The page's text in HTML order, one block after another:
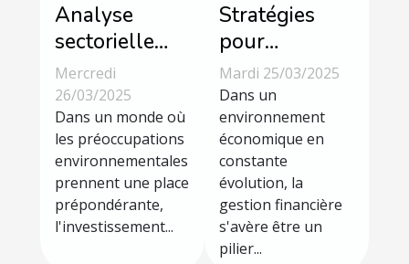
Analyse
sectorielle
émergente
investir dans
la
technologie
verte en 2023
Mercredi
26/03/2025
Dans un monde où
les préoccupations
environnementales
prennent une place
prépondérante,
l'investissement...
Stratégies
pour
optimiser la
gestion
financière
dans votre
entreprise
Mardi 25/03/2025
Dans un
environnement
économique en
constante
évolution, la
gestion financière
s'avère être un
pilier...